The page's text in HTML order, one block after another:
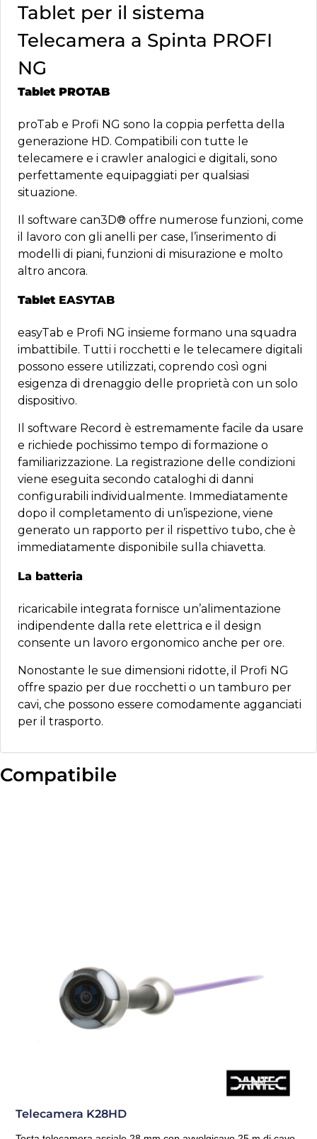
Tablet per il sistema
Telecamera a Spinta PROFI
NG
Tablet PROTAB
proTab e Profi NG sono la coppia perfetta della
generazione HD. Compatibili con tutte le
telecamere e i crawler analogici e digitali, sono
perfettamente equipaggiati per qualsiasi
situazione.
Il software can3D® offre numerose funzioni, come
il lavoro con gli anelli per case, l’inserimento di
modelli di piani, funzioni di misurazione e molto
altro ancora.
Tablet EASYTAB
easyTab e Profi NG insieme formano una squadra
imbattibile. Tutti i rocchetti e le telecamere digitali
possono essere utilizzati, coprendo così ogni
esigenza di drenaggio delle proprietà con un solo
dispositivo.
Il software Record è estremamente facile da usare
e richiede pochissimo tempo di formazione o
familiarizzazione. La registrazione delle condizioni
viene eseguita secondo cataloghi di danni
configurabili individualmente. Immediatamente
dopo il completamento di un’ispezione, viene
generato un rapporto per il rispettivo tubo, che è
immediatamente disponibile sulla chiavetta.
La batteria
ricaricabile integrata fornisce un’alimentazione
indipendente dalla rete elettrica e il design
consente un lavoro ergonomico anche per ore.
Nonostante le sue dimensioni ridotte, il Profi NG
offre spazio per due rocchetti o un tamburo per
cavi, che possono essere comodamente agganciati
per il trasporto.
Compatibile
Telecamera K28HD